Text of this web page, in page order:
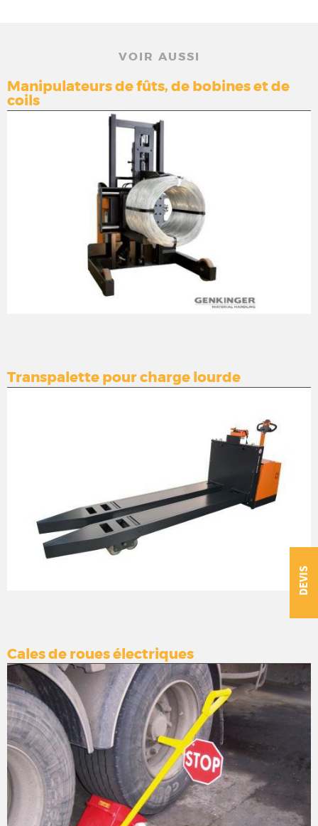
DEVIS
VOIR AUSSI
Manipulateurs de fûts, de bobines et de
coils
Transpalette pour charge lourde
Cales de roues électriques